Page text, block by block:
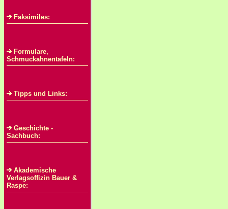
Faksimiles:
Formulare,
Schmuckahnentafeln:
Tipps und Links:
Geschichte -
Sachbuch:
Akademische
Verlagsoffizin Bauer &
Raspe: